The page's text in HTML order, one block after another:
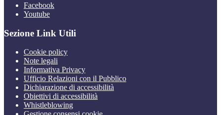
Facebook
Youtube
Sezione Link Utili
Cookie policy
Note legali
Informativa Privacy
Ufficio Relazioni con il Pubblico
Dichiarazione di accessibilità
Obiettivi di accessibilità
Whistleblowing